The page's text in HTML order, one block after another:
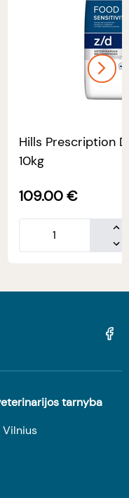
Hills Prescription
10kg
109.00 €
tarnyba
Vilnius